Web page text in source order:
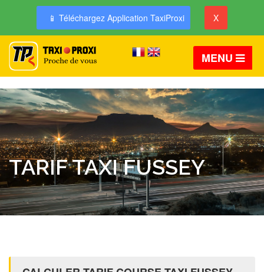
📱 Téléchargez Application TaxiProxi X
MENU
TARIF TAXI FUSSEY